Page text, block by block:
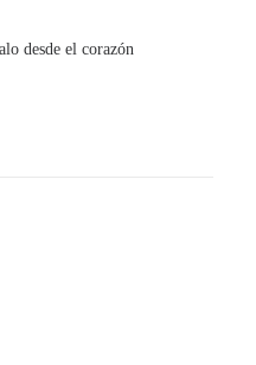
desde el corazón